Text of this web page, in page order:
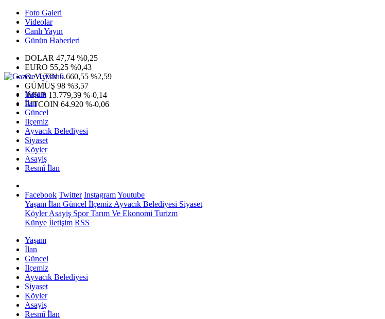
Foto Galeri
Videolar
Canlı Yayın
Günün Haberleri
DOLAR 47,74 %0,25
EURO 55,25 %0,43
G.ALTIN6.660,55 %2,59
GÜMÜŞ 98 %3,57
IMKB 13.779,39 %-0,14
BITCOIN 64.920 %-0,06
Yaşam
İlan
Güncel
İlçemiz
Ayvacık Belediyesi
Siyaset
Köyler
Asayiş
Resmî İlan
Facebook Twitter InstagramYoutube
Yaşam İlan Güncel İlçemiz Ayvacık Belediyesi Siyaset
KöylerAsayiş SporTarım Ve Ekonomi Turizm
Künye İletişim RSS
Yaşam
İlan
Güncel
İlçemiz
Ayvacık Belediyesi
Siyaset
Köyler
Asayiş
Resmî İlan